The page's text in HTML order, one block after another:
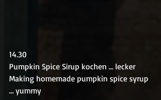
14.30
Pumpkin Spice Sirup kochen … lecker
Making homemade pumpkin spice syrup
… yummy